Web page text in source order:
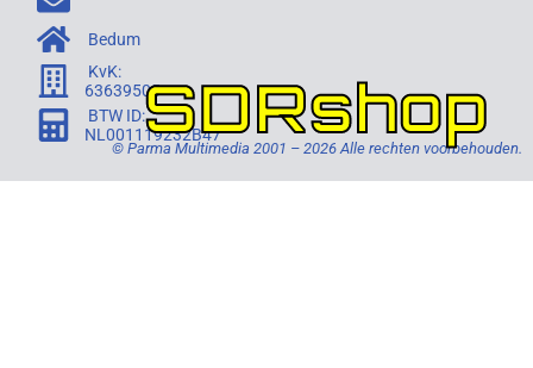
Bedum
KvK:
63639505
BTW ID:
NL001119232B47
© Parma Multimedia 2001 – 2026 Alle rechten voorbehouden.
SDRshop